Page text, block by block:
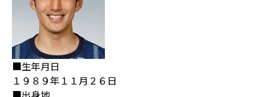
■生年月日
１９８９年１１月２６日